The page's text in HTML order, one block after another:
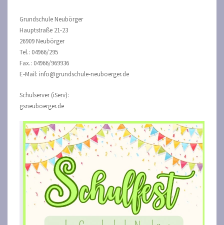
Grundschule Neubörger
Hauptstraße 21-23
26909 Neubörger
Tel.: 04966/295
Fax.: 04966/969936
E-Mail: info@grundschule-neuboerger.de
Schulserver (iServ):
gsneuboerger.de